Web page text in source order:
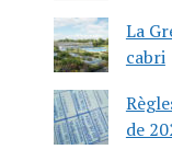
La
cabri
de